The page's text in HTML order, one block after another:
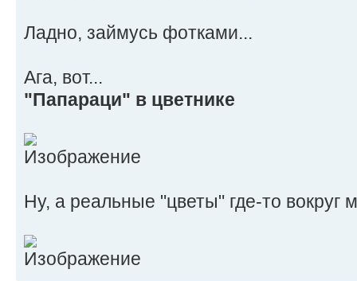
Ладно, займусь фотками...
Ага, вот...
"Папараци" в цветнике
Ну, а реальные "цветы" где-то вокруг